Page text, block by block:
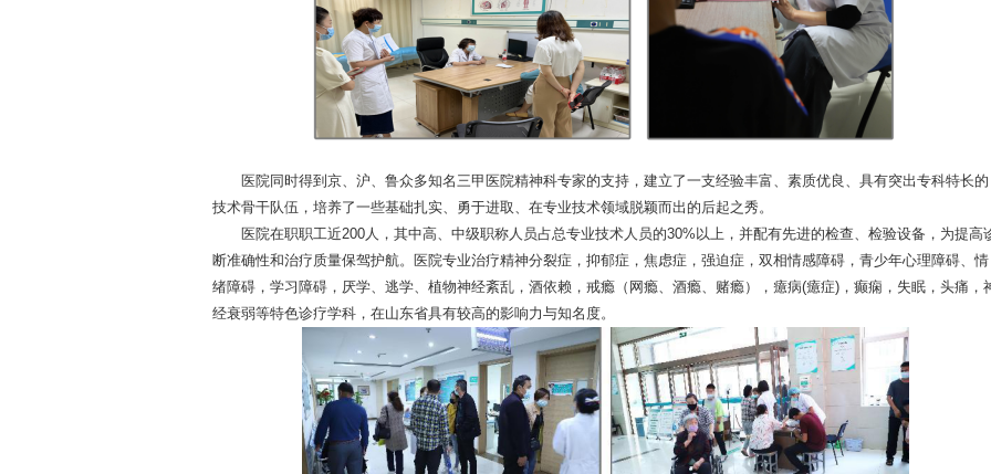
医院同时得到京、沪、鲁众多知名三甲医院精神科专家的支持，建立了一支经验丰富、素质优良、具有突出专科特长的
技术骨干队伍，培养了一些基础扎实、勇于进取、在专业技术领域脱颖而出的后起之秀。
医院在职职工近200人，其中高、中级职称人员占总专业技术人员的30%以上，并配有先进的检查、检验设备，为提高
断准确性和治疗质量保驾护航。医院专业治疗精神分裂症，抑郁症，焦虑症，强迫症，双相情感障碍，青少年心理障碍、情
绪障碍，学习障碍，厌学、逃学、植物神经紊乱，酒依赖，戒瘾（网瘾、酒瘾、赌瘾），癔病(癔症)，癫痫，失眠，头痛，
经衰弱等特色诊疗学科，在山东省具有较高的影响力与知名度。